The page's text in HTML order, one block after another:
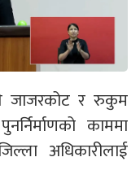
जाजरकोट र रुकुम
काममा
अधिकारीलाई